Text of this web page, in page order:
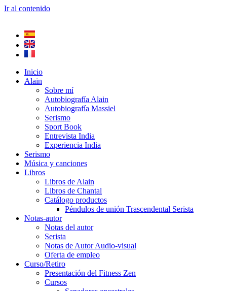
Ir al contenido
Inicio
Alain
Sobre mí
Autobiografía Alain
Autobiografía Massiel
Serismo
Sport Book
Entrevista India
Experiencia India
Serismo
Música y canciones
Libros
Libros de Alain
Libros de Chantal
Catálogo productos
Péndulos de unión Trascendental Serista
Notas-autor
Notas del autor
Serista
Notas de Autor Audio-visual
Oferta de empleo
Curso/Retiro
Presentación del Fitness Zen
Cursos